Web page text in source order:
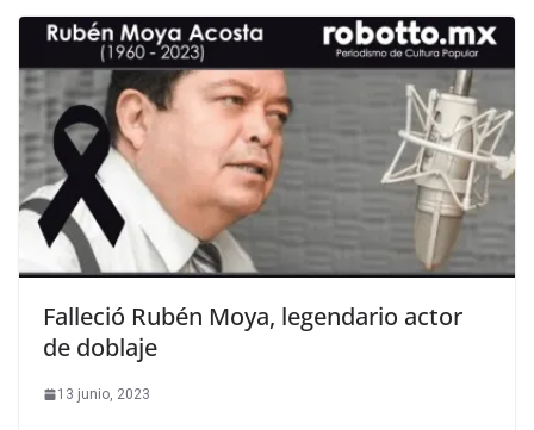
Falleció Rubén Moya, legendario actor
de doblaje
13 junio, 2023